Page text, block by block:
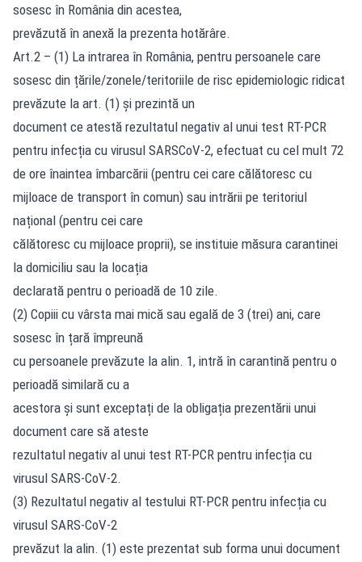
sosesc în România din acestea,
prevăzută în anexă la prezenta hotărâre.
Art.2 – (1) La intrarea în România, pentru persoanele care
sosesc din țările/zonele/teritoriile de risc epidemiologic ridicat
prevăzute la art. (1) și prezintă un
document ce atestă rezultatul negativ al unui test RT-PCR
pentru infecția cu virusul SARSCoV-2, efectuat cu cel mult 72
de ore înaintea îmbarcării (pentru cei care călătoresc cu
mijloace de transport în comun) sau intrării pe teritoriul
național (pentru cei care
călătoresc cu mijloace proprii), se instituie măsura carantinei
la domiciliu sau la locația
declarată pentru o perioadă de 10 zile.
(2) Copiii cu vârsta mai mică sau egală de 3 (trei) ani, care
sosesc în țară împreună
cu persoanele prevăzute la alin. 1, intră în carantină pentru o
perioadă similară cu a
acestora și sunt exceptați de la obligația prezentării unui
document care să ateste
rezultatul negativ al unui test RT-PCR pentru infecția cu
virusul SARS-CoV-2.
(3) Rezultatul negativ al testului RT-PCR pentru infecția cu
virusul SARS-CoV-2
prevăzut la alin. (1) este prezentat sub forma unui document